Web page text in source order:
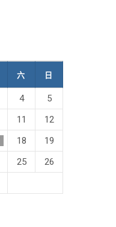
六 日
4
5
11
12
18
19
25
26